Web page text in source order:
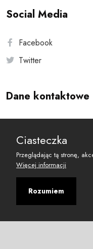
Social Media
Facebook
Twitter
Dane kontaktowe
Ciasteczka
Przeglądając tą stronę,
Więcej informacji
Rozumiem